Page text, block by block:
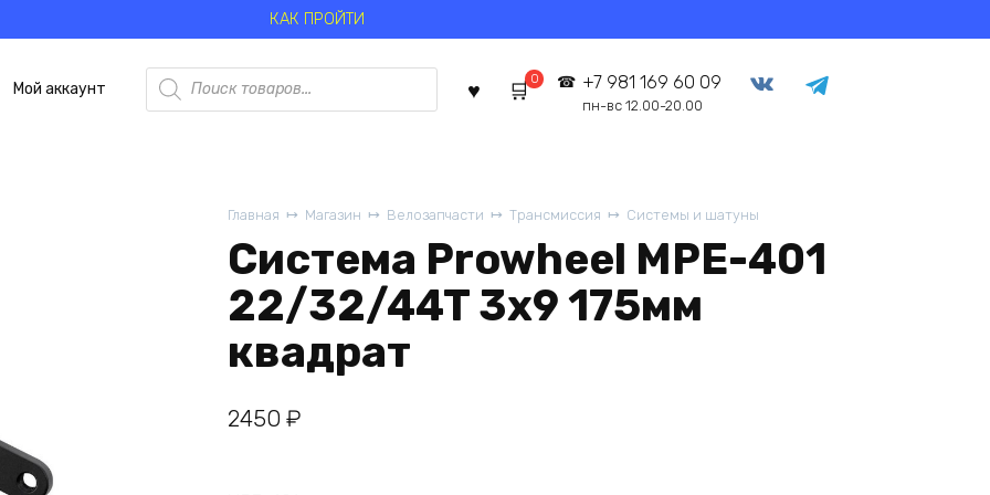
КАК ПРОЙТИ
Мой аккаунт
Поиск
товаров
0 +7 981 169 60 09
пн-вс 12.00-20.00
Главная
Магазин Велозапчасти Трансмиссия Системы и шатуны
Система Prowheel MPE-401
22/32/44T 3x9 175мм
квадрат
2450 ₽